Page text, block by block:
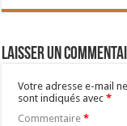
Laisser un
Votre adresse e-mail
sont indiqués avec*
Commentaire*